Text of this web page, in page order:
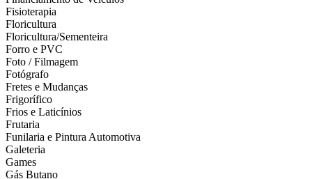
Fisioterapia
Floricultura
Floricultura/Sementeira
Forro e PVC
Foto / Filmagem
Fotógrafo
Fretes e Mudanças
Frigorífico
Frios e Laticínios
Frutaria
Funilaria e Pintura Automotiva
Galeteria
Games
Gás Butano